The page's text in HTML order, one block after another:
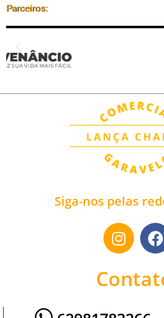
Parceiros:
Siga-nos pelas